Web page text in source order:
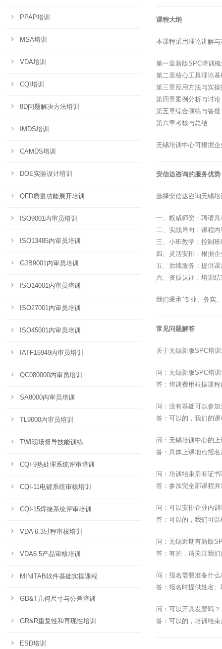
课程大纲
本课程采用理论讲解
第一章新版SPC培训
第二章核心工具理论基
第三章应用方法与实操
第四章案例分析与讨论
第五章综合演练与答疑
第六章考核与总结
无锡培训中心可根据
安信达咨询的服务优势
选择安信达咨询无锡
一、权威师资：聘请
二、实战导向：课程
三、小班教学：控制
四、灵活安排：根据
五、后续服务：提供
六、资质认证：培训
我们秉承”专业、务实
常见问题解答
关于无锡新版SPC培
问：无锡新版SPC培
答：培训费用根据课
问：没有基础可以参
答：可以的，我们的
问：无锡培训中心的
答：具体上课地点报
问：培训结束后有证书
答：参加完全部课程
问：可以安排企业内训
答：可以的，我们可
问：无锡近期有新版
答：有的，请关注我
问：报名需要准备什
答：报名时提供姓名
问：可以开具发票吗？
答：可以的，培训结
PPAP培训
MSA培训
VDA培训
CQI培训
8D问题解决方法培训
IMDS培训
CAMDS培训
DOE实验设计培训
QFD质量功能展开培训
ISO9001内审员培训
ISO13485内审员培训
GJB9001内审员培训
ISO14001内审员培训
ISO27001内审员培训
ISO45001内审员培训
IATF16949内审员培训
QC080000内审员培训
SA8000内审员培训
TL9000内审员培训
TWI现场督导技能训练
CQI-9热处理系统评审培训
CQI-11电镀系统审核培训
CQI-15焊接系统评审培训
VDA 6.3过程审核培训
VDA6.5产品审核培训
MINITAB软件基础实操课程
GD&T几何尺寸与公差培训
GR&R重复性和再现性培训
ESD培训